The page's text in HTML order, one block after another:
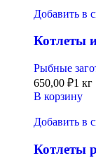
Добавить в
Котлеты
Рыбные
650,00 ₽1 кг
В корзину
Добавить в
Котлеты